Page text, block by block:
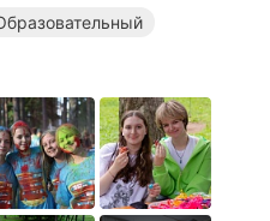
Летние лагеря с бассейном